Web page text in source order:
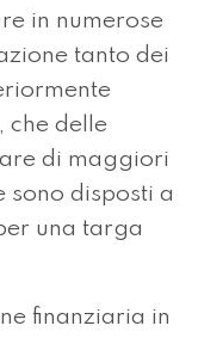
in numerose
tanto dei
che delle
di maggiori
sono disposti a
una targa
finanziaria in